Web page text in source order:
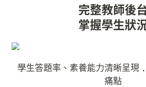
完整教師後
掌握學生狀
學生答題率、素養能力清晰呈現
痛點